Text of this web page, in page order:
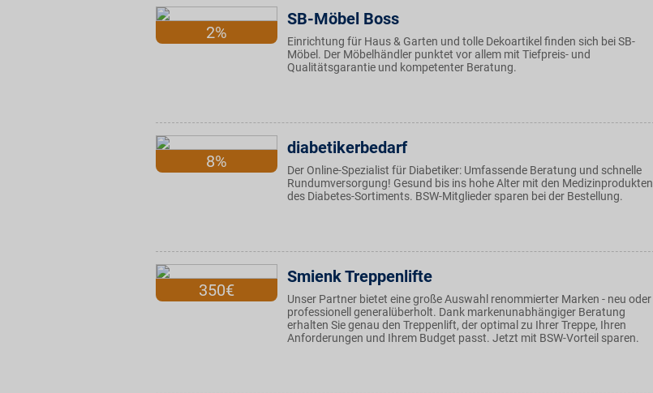
2%
SB-Möbel Boss
Einrichtung für Haus & Garten und tolle Dekoartikel finden sich bei SB-
Möbel. Der Möbelhändler punktet vor allem mit Tiefpreis- und
Qualitätsgarantie und kompetenter Beratung.
8%
diabetikerbedarf
Der Online-Spezialist für Diabetiker: Umfassende Beratung und schnelle
Rundumversorgung! Gesund bis ins hohe Alter mit den Medizinprodukten
des Diabetes-Sortiments. BSW-Mitglieder sparen bei der Bestellung.
350€
Smienk Treppenlifte
Unser Partner bietet eine große Auswahl renommierter Marken - neu oder
professionell generalüberholt. Dank markenunabhängiger Beratung
erhalten Sie genau den Treppenlift, der optimal zu Ihrer Treppe, Ihren
Anforderungen und Ihrem Budget passt. Jetzt mit BSW-Vorteil sparen.